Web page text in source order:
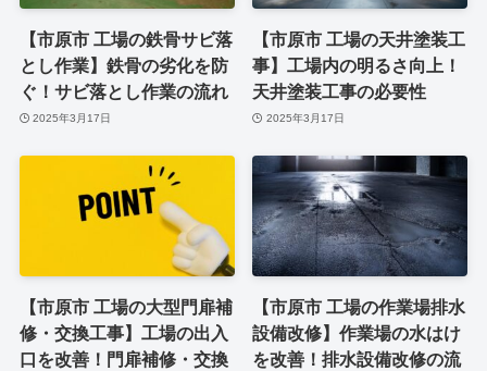
【市原市 工場の鉄骨サビ落
とし作業】鉄骨の劣化を防
ぐ！サビ落とし作業の流れ
2025年3月17日
【市原市 工場の天井塗装工
事】工場内の明るさ向上！
天井塗装工事の必要性
2025年3月17日
【市原市 工場の大型門扉補
修・交換工事】工場の出入
口を改善！門扉補修・交換
【市原市 工場の作業場排水
設備改修】作業場の水はけ
を改善！排水設備改修の流